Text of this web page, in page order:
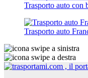
Trasporto auto con
Trasporto auto